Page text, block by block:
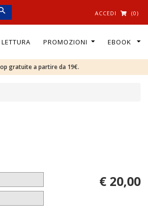
ACCEDI (0)
PROMOZIONI EBOOK
gratuite a partire da 19€.
€ 20,00